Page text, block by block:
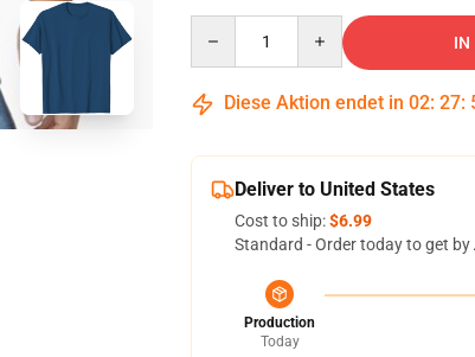
IN
Diese Aktion endet in 02: 27:
Deliver to United States
Cost to ship:$6.99
Standard - Order today to get by
Production
Today